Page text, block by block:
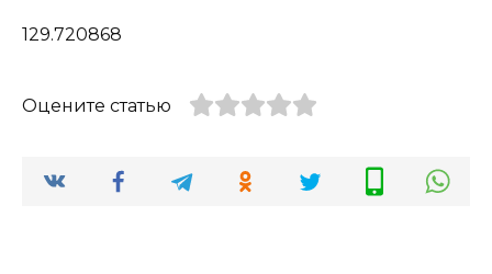
129.720868
Оцените статью